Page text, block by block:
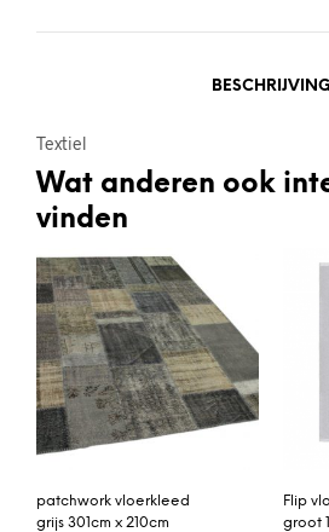
BESCHRIJVING
Textiel
Wat anderen ook
vinden
patchwork vloerkleed
grijs 301cm x 210cm
Flip
groot